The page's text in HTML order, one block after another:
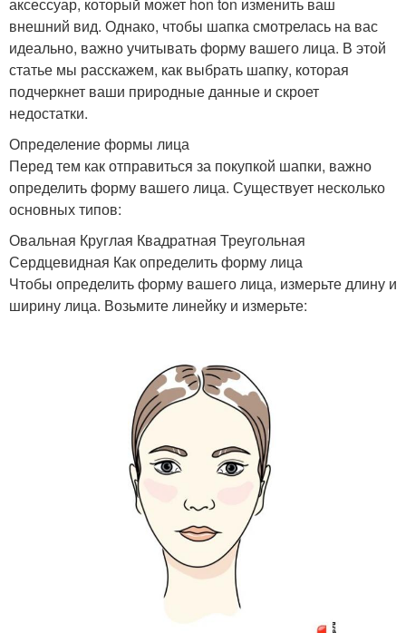
аксессуар, который может hon ton изменить ваш
внешний вид. Однако, чтобы шапка смотрелась на вас
идеально, важно учитывать форму вашего лица. В этой
статье мы расскажем, как выбрать шапку, которая
подчеркнет ваши природные данные и скроет
недостатки.
Определение формы лица
Перед тем как отправиться за покупкой шапки, важно
определить форму вашего лица. Существует несколько
основных типов:
Овальная Круглая Квадратная Треугольная
Сердцевидная Как определить форму лица
Чтобы определить форму вашего лица, измерьте длину и
ширину лица. Возьмите линейку и измерьте: